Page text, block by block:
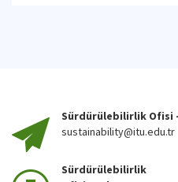
Sürdürülebilirlik Ofisi
sustainability@itu.edu.tr
Sürdürülebilirlik